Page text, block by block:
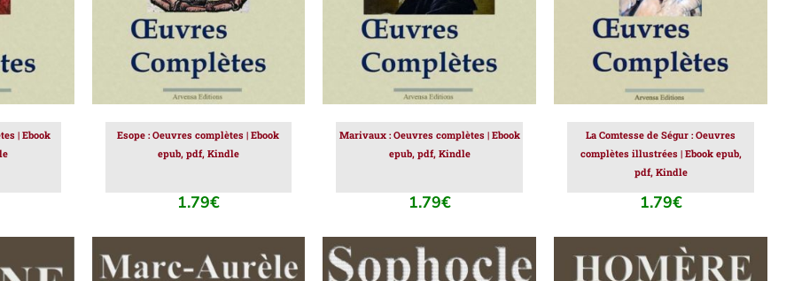
| Ebook
Esope : Oeuvres complètes | Ebook
epub, pdf, Kindle
1.79€
Marivaux : Oeuvres complètes | Ebook
epub, pdf, Kindle
1.79€
La Comtesse de Ségur : Oeuvres
complètes illustrées | Ebook epub,
pdf, Kindle
1.79€